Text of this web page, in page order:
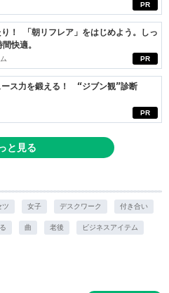
PR
PR
！ 「朝リフレア」をはじめよう。しっ
快適。
PR
ース力を鍛える！ “ジブン観”診断
と見る
ツ 女子 デスクワーク 付き合い
曲 老後 ビジネスアイテム